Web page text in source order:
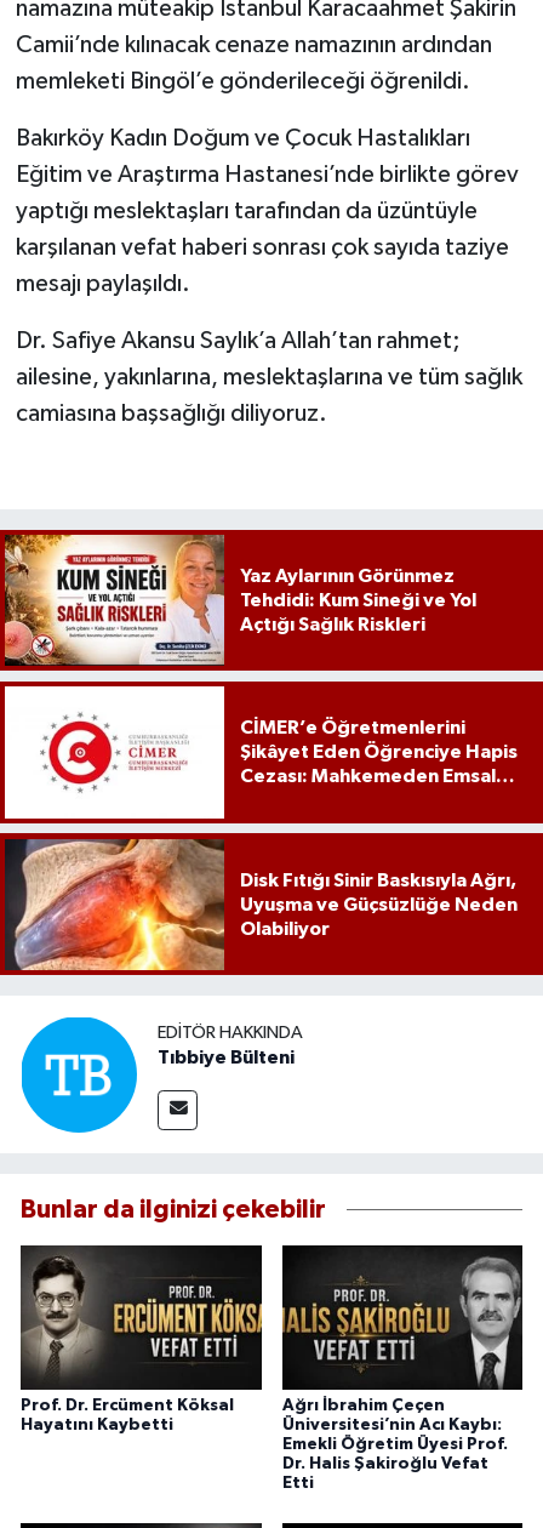
namazına müteakip İstanbul Karacaahmet Şakirin
Camii’nde kılınacak cenaze namazının ardından
memleketi Bingöl’e gönderileceği öğrenildi.
Bakırköy Kadın Doğum ve Çocuk Hastalıkları
Eğitim ve Araştırma Hastanesi’nde birlikte görev
yaptığı meslektaşları tarafından da üzüntüyle
karşılanan vefat haberi sonrası çok sayıda taziye
mesajı paylaşıldı.
Dr. Safiye Akansu Saylık’a Allah’tan rahmet;
ailesine, yakınlarına, meslektaşlarına ve tüm sağlık
camiasına başsağlığı diliyoruz.
Yaz Aylarının Görünmez
Tehdidi: Kum Sineği ve Yol
Açtığı Sağlık Riskleri
CİMER’e Öğretmenlerini
Şikâyet Eden Öğrenciye Hapis
Cezası: Mahkemeden Emsal
Disk Fıtığı Sinir Baskısıyla Ağrı,
Uyuşma ve Güçsüzlüğe Neden
Olabiliyor
EDITÖR HAKKINDA
Tıbbiye Bülteni
Bunlar da ilginizi çekebilir
Prof. Dr. Ercüment Köksal
Hayatını Kaybetti
Ağrı İbrahim Çeçen
Üniversitesi’nin Acı Kaybı:
Emekli Öğretim Üyesi Prof.
Dr. Halis Şakiroğlu Vefat
Etti